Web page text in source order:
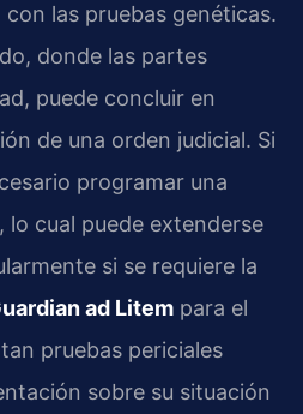
las pruebas genéticas.
donde las partes
puede concluir en
de una orden judicial. Si
programar una
lo cual puede extenderse
si se requiere la
ad Litem para el
pruebas periciales
sobre su situación